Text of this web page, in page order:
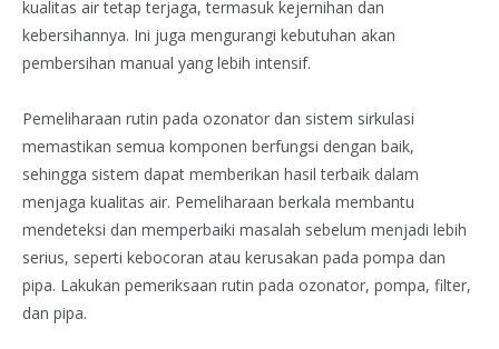
kualitas air tetap terjaga, termasuk kejernihan dan
kebersihannya. Ini juga mengurangi kebutuhan akan
pembersihan manual yang lebih intensif.
Pemeliharaan rutin pada ozonator dan sistem sirkulasi
memastikan semua komponen berfungsi dengan baik,
sehingga sistem dapat memberikan hasil terbaik dalam
menjaga kualitas air. Pemeliharaan berkala membantu
mendeteksi dan memperbaiki masalah sebelum menjadi lebih
serius, seperti kebocoran atau kerusakan pada pompa dan
pipa. Lakukan pemeriksaan rutin pada ozonator, pompa, filter,
dan pipa.